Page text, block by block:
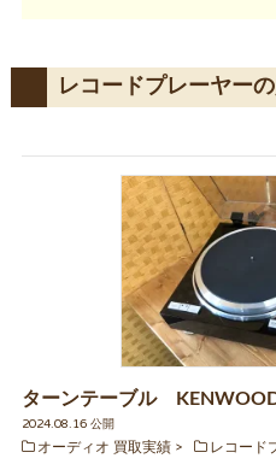
レコードプレーヤー
ターンテーブル
2024.08.16 公開
オーディオ 買取実績
レコード